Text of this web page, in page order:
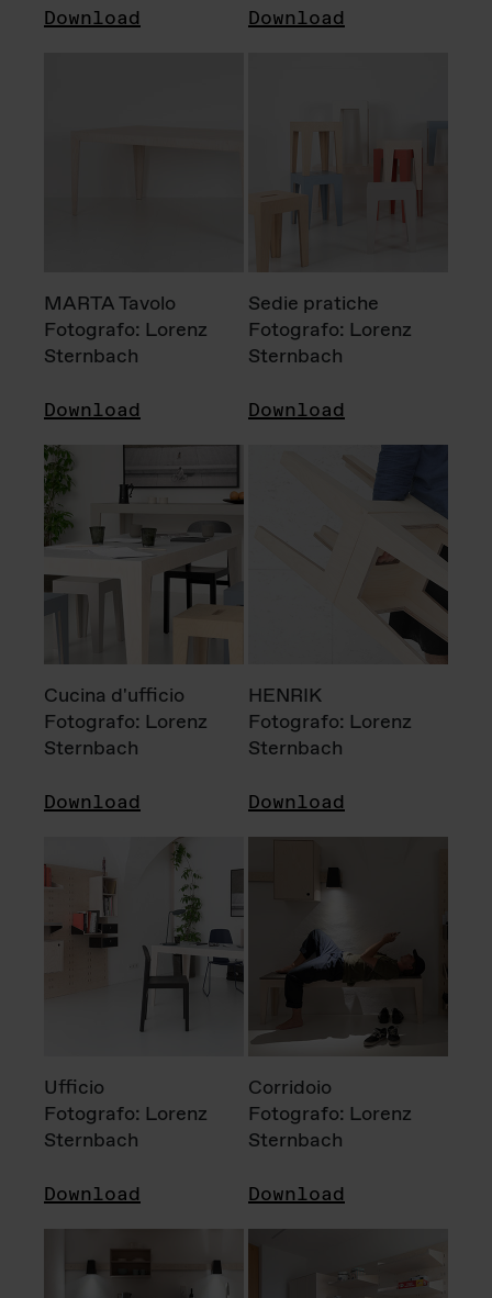
Download Download
MARTA Tavolo
Fotografo: Lorenz
Sternbach
Download
Sedie pratiche
Fotografo: Lorenz
Sternbach
Download
Cucina d'ufficio
Fotografo: Lorenz
Sternbach
Download
HENRIK
Fotografo: Lorenz
Sternbach
Download
Ufficio
Fotografo: Lorenz
Sternbach
Download
Corridoio
Fotografo: Lorenz
Sternbach
Download